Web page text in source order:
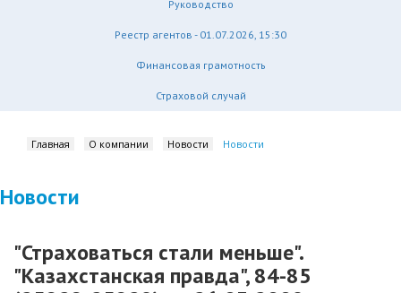
Руководство
Реестр агентов - 01.07.2026, 15:30
Финансовая грамотность
Страховой случай
Главная О компании Новости Новости
Новости
"Страховаться стали меньше".
"Казахстанская правда", 84-85